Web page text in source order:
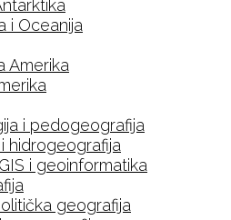
i Oceanija
Amerika
i pedogeografija
hidrogeografija
i geoinformatika
geografija